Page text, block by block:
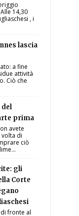
14,30
, i
lascia
a fine
attività
Ciò che
del
prima
avete
volta di
ciò
gli
Corte
fronte al